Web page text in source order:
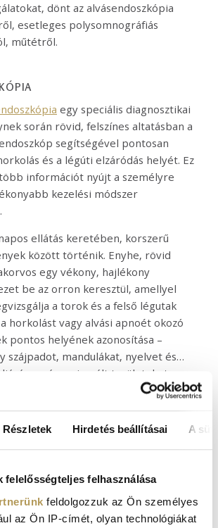
Részletek Hirdetés beállításai A
felelősségteljes felhasználása
feldolgozzuk az Ön személyes
az Ön IP-címét, olyan technológiákat
dönt az alvásendoszkópia
esetleges polysomnográfiás
műtétről.
egy speciális diagnosztikai
során rövid, felszínes altatásban a
segítségével pontosan
és a légúti elzáródás helyét. Ez
információt nyújt a személyre
kezelési módszer
ellátás keretében, korszerű
között történik. Enyhe, rövid
egy vékony, hajlékony
be az orron keresztül, amellyel
a torok és a felső légutak
horkolást vagy alvási apnoét okozó
pontos helyének azonosítása –
szájpadot, mandulákat, nyelvet és
során a vizsgált területeket nagy
követik nyomon, a felvételek
és manőverek alkalmazásával az
a fül-orr-gégész szakorvos
ad a horkolást kiváltó okokról,